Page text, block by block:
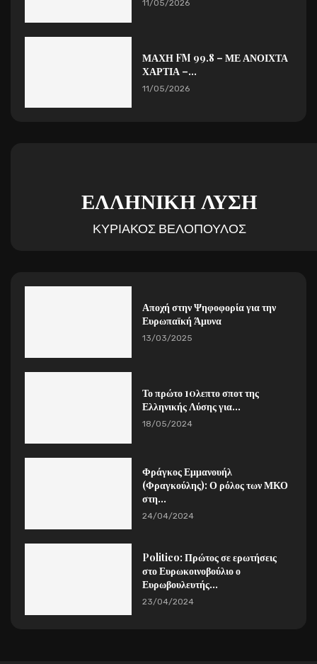
11/05/2026
ΜΑΧΗ FM 99.8 – ΜΕ ΑΝΟΙΧΤΑ
ΧΑΡΤΙΑ –...
11/05/2026
ΕΛΛΗΝΙΚΗ ΛΥΣΗ
ΚΥΡΙΑΚΟΣ ΒΕΛΟΠΟΥΛΟΣ
Αποχή στην Ψηφοφορία για την
Ευρωπαϊκή Άμυνα
13/03/2025
Το πρώτο 10λεπτο σποτ της
Ελληνικής Λύσης για...
18/05/2024
Φράγκος Εμμανουήλ
(Φραγκούλης): Ο ρόλος των ΜΚΟ
στη...
24/04/2024
Politico: Πρώτος σε ερωτήσεις
στο Ευρωκοινοβούλιο ο
Ευρωβουλευτής...
23/04/2024